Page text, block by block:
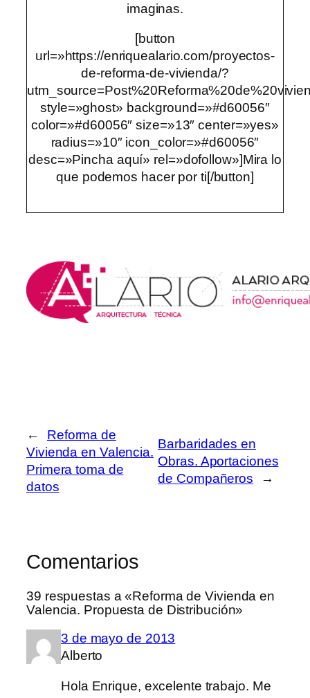
imaginas.
[button
url=»https://enriquealario.com/proyectos-
de-reforma-de-vivienda/?
style=»ghost» background=»#d60056″
color=»#d60056″ size=»13″ center=»yes»
radius=»10″ icon_color=»#d60056″
desc=»Pincha aquí» rel=»dofollow»]Mira lo
que podemos hacer por ti[/button]
←
Reforma de
Vivienda en Valencia.
Primera toma de
datos
Barbaridades en
Obras. Aportaciones
de Compañeros
→
Comentarios
39 respuestas a «Reforma de Vivienda en
Valencia. Propuesta de Distribución»
3 de mayo de 2013
Alberto
Hola Enrique, excelente trabajo. Me